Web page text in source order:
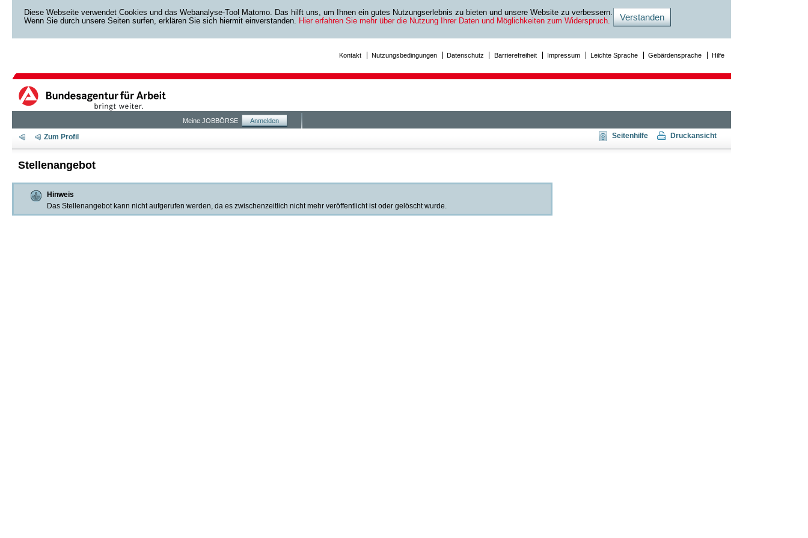
Diese Webseite verwendet Cookies und das Webanalyse-Tool Matomo. Das hilft uns, um Ihnen ein gutes Nutzungserlebnis zu bieten und unsere Website zu verbessern.
Wenn Sie durch unsere Seiten surfen, erklären Sie sich hiermit einverstanden. Hier erfahren Sie mehr über die Nutzung Ihrer Daten und Möglichkeiten zum Widerspruch.
Kontakt Nutzungsbedingungen Datenschutz Barrierefreiheit Impressum Leichte Sprache Gebärdensprache Hilfe
Meine JOBBÖRSE Anmelden
Zum Profil Seitenhilfe Druckansicht
Stellenangebot
Hinweis
Das Stellenangebot kann nicht aufgerufen werden, da es zwischenzeitlich nicht mehr veröffentlicht ist oder gelöscht wurde.